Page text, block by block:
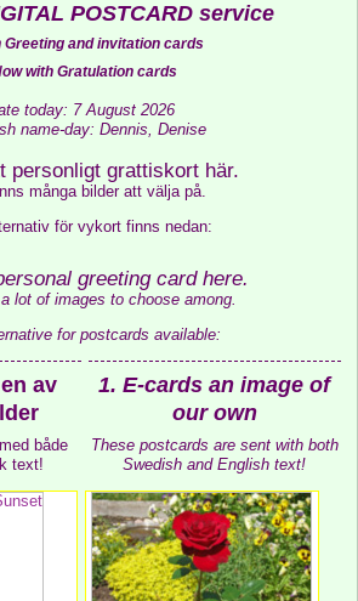
POSTCARD service
Greeting and invitation cards
with Gratulation cards
today: 7 August 2026
name-day: Dennis, Denise
personligt grattiskort här.
många bilder att välja på.
för vykort finns nedan:
greeting card here.
lot of images to choose among.
for postcards available:
av
både
text!
1. E-cards an image of
our own
These postcards are sent with both
Swedish and English text!